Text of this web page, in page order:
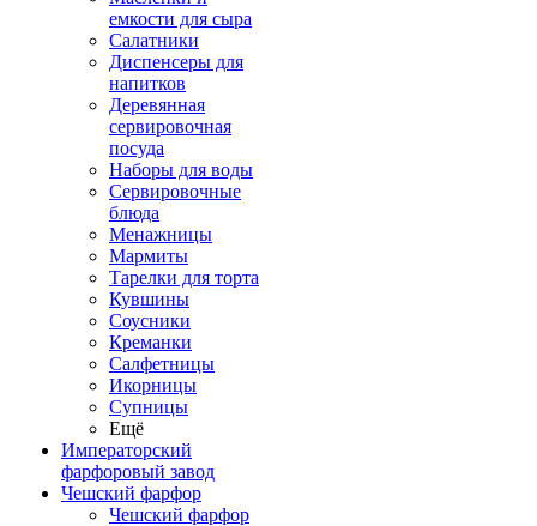
емкости для сыра
Салатники
Диспенсеры для
напитков
Деревянная
сервировочная
посуда
Наборы для воды
Сервировочные
блюда
Менажницы
Мармиты
Тарелки для торта
Кувшины
Соусники
Креманки
Салфетницы
Икорницы
Супницы
Ещё
Императорский
фарфоровый завод
Чешский фарфор
Чешский фарфор